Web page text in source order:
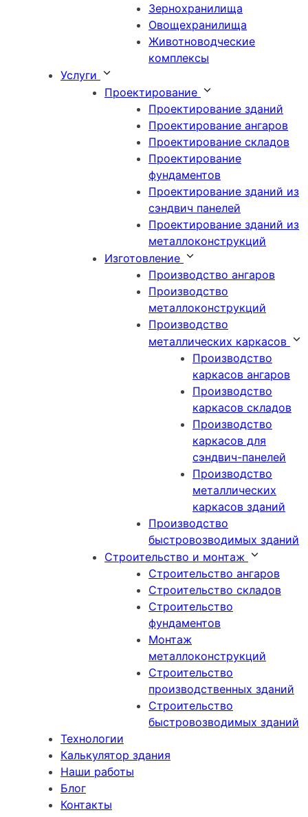
Зернохранилища
Овощехранилища
Животноводческие
комплексы
Услуги
Проектирование
Проектирование зданий
Проектирование ангаров
Проектирование складов
Проектирование
фундаментов
Проектирование зданий из
сэндвич панелей
Проектирование зданий из
металлоконструкций
Изготовление
Производство ангаров
Производство
металлоконструкций
Производство
металлических каркасов
Производство
каркасов ангаров
Производство
каркасов складов
Производство
каркасов для
сэндвич-панелей
Производство
металлических
каркасов зданий
Производство
быстровозводимых зданий
Строительство и монтаж
Строительство ангаров
Строительство складов
Строительство
фундаментов
Монтаж
металлоконструкций
Cтроительство
производственных зданий
Строительство
быстровозводимых зданий
Технологии
Калькулятор здания
Наши работы
Блог
Контакты